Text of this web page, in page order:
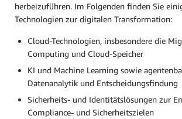
herbeizuführen. Im Folgenden finden Sie
Technologien zur digitalen Transformation:
Cloud-Technologien, insbesondere die
Computing und Cloud-Speicher
KI und Machine Learning sowie
Datenanalytik und Entscheidungsfindung
Sicherheits- und Identitätslösungen zur
Compliance- und Sicherheitszielen